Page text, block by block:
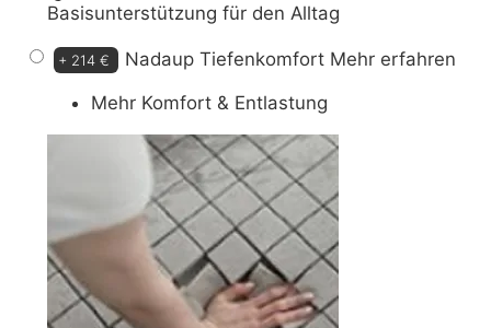
Basisunterstützung für den Alltag
+ 214 € Nadaup Tiefenkomfort Mehr erfahren
Mehr Komfort & Entlastung